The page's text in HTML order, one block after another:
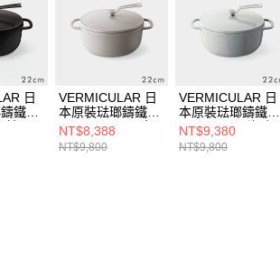
日
鐵鍋
子
VERMICULAR 日
本原裝琺瑯鑄鐵鍋
OP2 22cm (亞麻
米)
NT$8,388
NT$9,800
VERMICULAR 日
本原裝琺瑯鑄鐵鍋
OP2 22cm (海鹽
白)
NT$9,380
NT$9,800